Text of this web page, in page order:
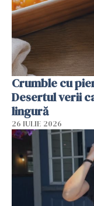
Crumble cu
Desertul verii
lingură
26 IULIE 2026